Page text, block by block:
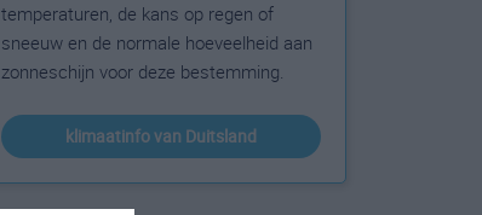
temperaturen, de kans op regen of
sneeuw en de normale hoeveelheid aan
zonneschijn voor deze bestemming.
klimaatinfo van Duitsland